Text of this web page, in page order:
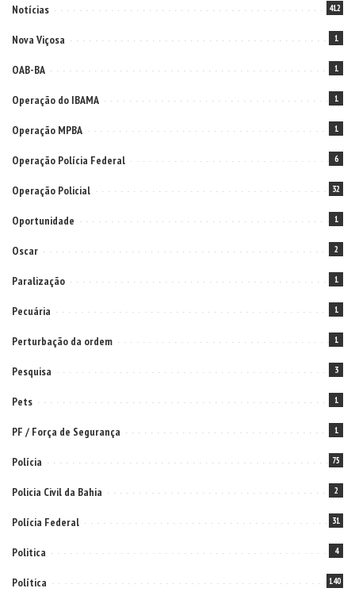
Notícias 412
Nova Viçosa 1
OAB-BA 1
Operação do IBAMA 1
Operação MPBA 1
Operação Polícia Federal 6
Operação Policial 32
Oportunidade 1
Oscar 2
Paralização 1
Pecuária 1
Perturbação da ordem 1
Pesquisa 3
Pets 1
PF / Força de Segurança 1
Polícia 75
Policia Civil da Bahia 2
Polícia Federal 31
Politica 4
Política 140